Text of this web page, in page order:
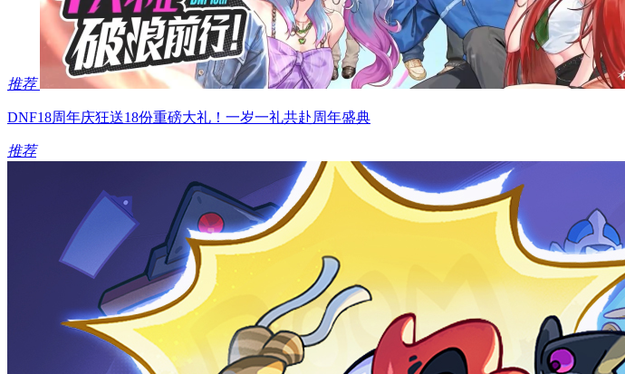
推荐
DNF18周年庆狂送18份重磅大礼！一岁一礼共赴周年盛典
推荐